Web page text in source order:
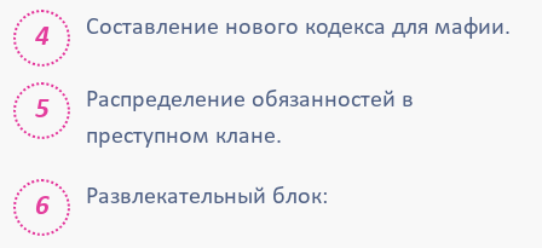
Составление нового кодекса для мафии.
Распределение обязанностей в
преступном клане.
Развлекательный блок: